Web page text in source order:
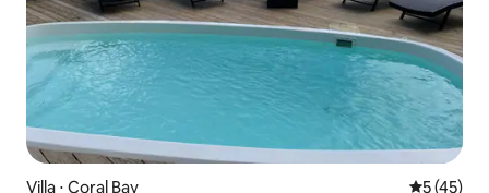
Villa ⋅ Coral Bay
5 (45)